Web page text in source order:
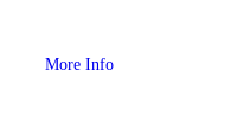
More Info